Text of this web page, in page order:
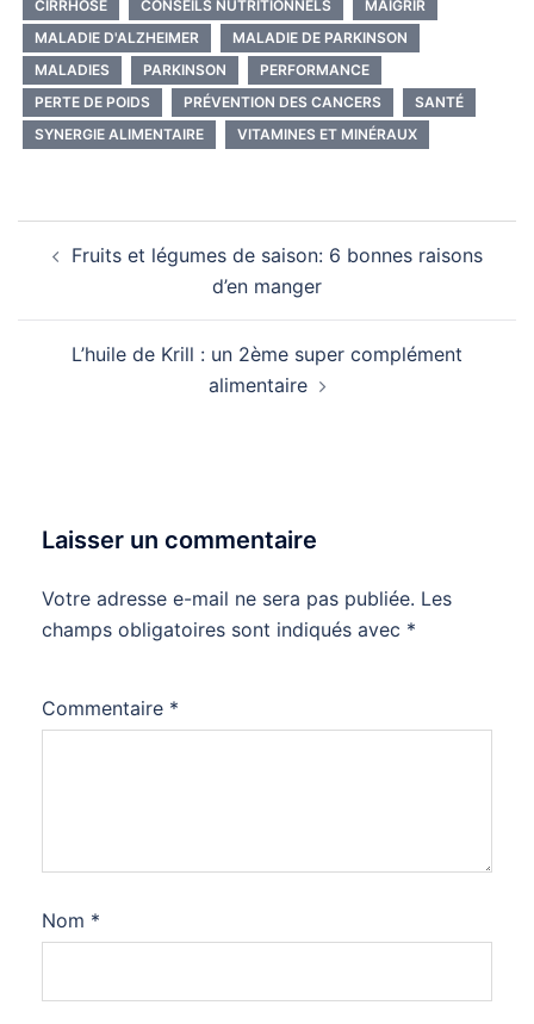
CIRRHOSE CONSEILS NUTRITIONNELS
MAIGRIR
MALADIE D'ALZHEIMER
MALADIE DE PARKINSON
MALADIES
PARKINSON
PERFORMANCE
PERTE DE POIDS
PRÉVENTION DES CANCERS
SANTÉ
SYNERGIE ALIMENTAIRE
VITAMINES ET MINÉRAUX
d’article
Fruits et légumes de saison: 6 bonnes raisons
d’en manger
L’huile de Krill : un 2ème super complément
alimentaire
Laisser un commentaire
Votre adresse e-mail ne sera pas publiée. Les
champs obligatoires sont indiqués avec *
Commentaire *
Nom *